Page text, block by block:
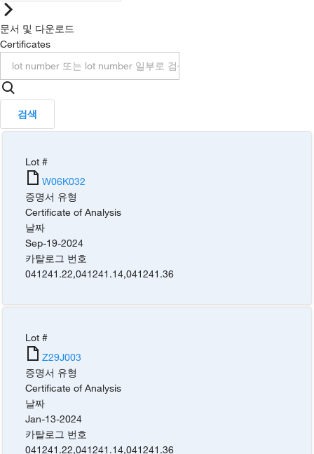
문서 및 다운로드
Certificates
검색
Lot #
W06K032
증명서 유형
Certificate of Analysis
날짜
Sep-19-2024
카탈로그 번호
041241.22,041241.14,041241.36
Lot #
Z29J003
증명서 유형
Certificate of Analysis
날짜
Jan-13-2024
카탈로그 번호
041241.22,041241.14,041241.36